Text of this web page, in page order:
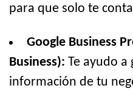
para que solo te
Google Business
Business): Te ayudo a
información de tu